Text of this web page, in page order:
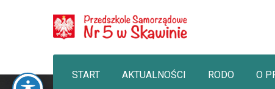
START AKTUALNOŚCI RODO O